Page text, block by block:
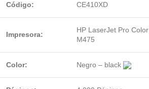
Código: CE410XD
Impresora:
HP LaserJet Pro Color
M475
Color: Negro – black